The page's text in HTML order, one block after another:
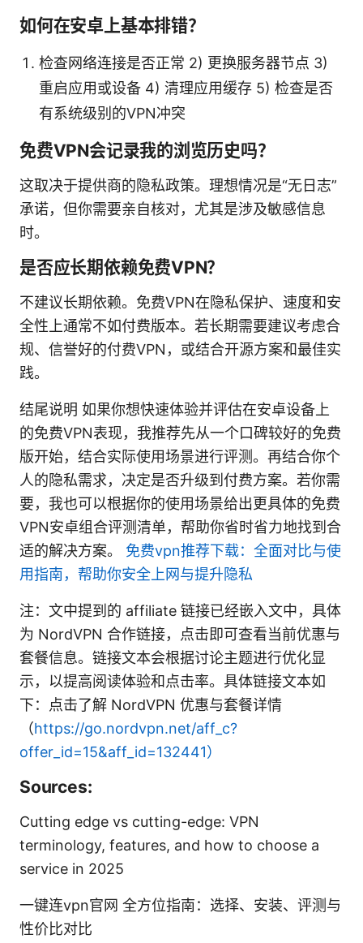
如何在安卓上基本排错？
检查网络连接是否正常 2) 更换服务器节点 3)
重启应用或设备 4) 清理应用缓存 5) 检查是否
有系统级别的VPN冲突
免费VPN会记录我的浏览历史吗？
这取决于提供商的隐私政策。理想情况是“无日志”
承诺，但你需要亲自核对，尤其是涉及敏感信息
时。
是否应长期依赖免费VPN？
不建议长期依赖。免费VPN在隐私保护、速度和安
全性上通常不如付费版本。若长期需要建议考虑合
规、信誉好的付费VPN，或结合开源方案和最佳实
践。
结尾说明 如果你想快速体验并评估在安卓设备上
的免费VPN表现，我推荐先从一个口碑较好的免费
版开始，结合实际使用场景进行评测。再结合你个
人的隐私需求，决定是否升级到付费方案。若你需
要，我也可以根据你的使用场景给出更具体的免费
VPN安卓组合评测清单，帮助你省时省力地找到合
适的解决方案。 免费vpn推荐下载：全面对比与使
用指南，帮助你安全上网与提升隐私
注：文中提到的 affiliate 链接已经嵌入文中，具体
为 NordVPN 合作链接，点击即可查看当前优惠与
套餐信息。链接文本会根据讨论主题进行优化显
示，以提高阅读体验和点击率。具体链接文本如
下：点击了解 NordVPN 优惠与套餐详情
（https://go.nordvpn.net/aff_c?
offer_id=15&aff_id=132441）
Sources:
Cutting edge vs cutting-edge: VPN
terminology, features, and how to choose a
service in 2025
一键连vpn官网 全方位指南：选择、安装、评测与
性价比对比